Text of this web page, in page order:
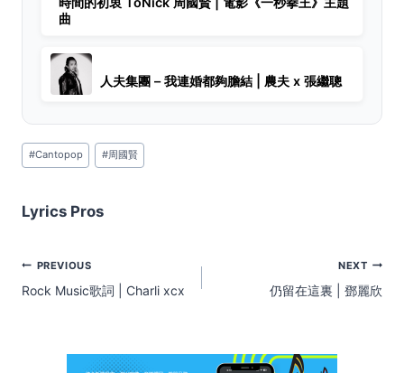
曲
人夫集團 – 我連婚都夠膽結 | 農夫 x 張繼聰
Post
Tags:
#Cantopop #周國賢
Lyrics Pros
Post
navigation
PREVIOUS
Rock Music歌詞 | Charli xcx
NEXT
仍留在這裏 | 鄧麗欣